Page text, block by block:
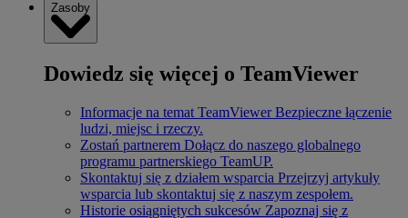
Zasoby
Dowiedz się więcej o TeamViewer
Informacje na temat TeamViewer Bezpieczne łączenie
ludzi, miejsc i rzeczy.
Zostań partnerem Dołącz do naszego globalnego
programu partnerskiego TeamUP.
Skontaktuj się z działem wsparcia Przejrzyj artykuły
wsparcia lub skontaktuj się z naszym zespołem.
Historie osiągniętych sukcesów Zapoznaj się z